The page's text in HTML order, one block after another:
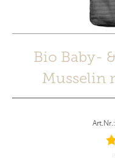
Bio Baby-
Musselin